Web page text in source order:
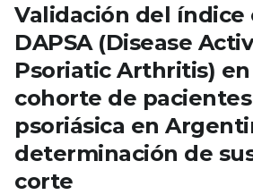
Validación del índice
DAPSA (Disease
Psoriatic Arthritis)
cohorte de
psoriásica en
determinación de
corte